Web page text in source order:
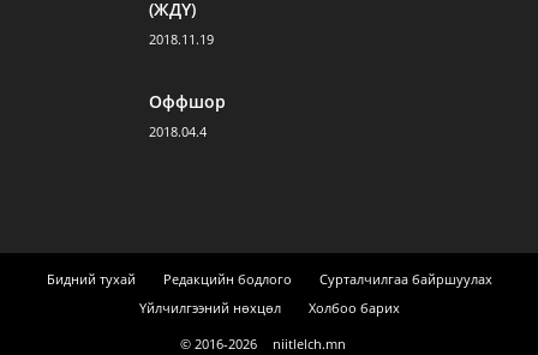
(ЖДҮ)
2018.11.19
Оффшор
2018.04.4
Бидний тухай Редакцийн бодлого
Сурталчилгаа байршуулах
Үйлчилгээний нөхцөл
Холбоо барих
© 2016-2026 niitlelch.mn